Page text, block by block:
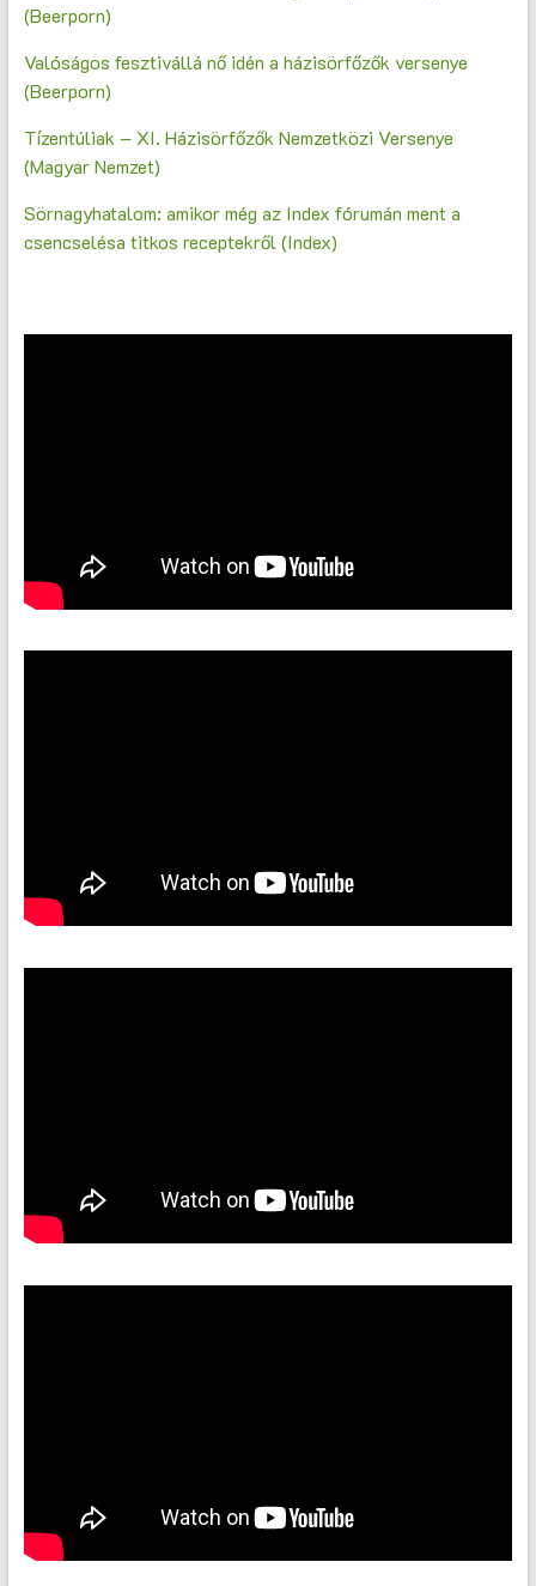
(Beerporn)
Valóságos fesztivállá nő idén a házisörfőzők versenye
(Beerporn)
Tízentúliak – XI. Házisörfőzők Nemzetközi Versenye
(Magyar Nemzet)
Sörnagyhatalom: amikor még az Index fórumán ment a
csencselésa titkos receptekről (Index)